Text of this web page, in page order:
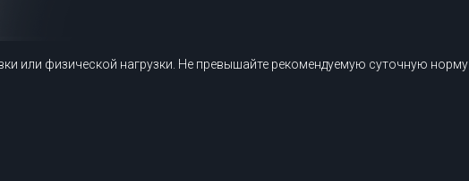
или физической нагрузки. Не превышайте рекомендуемую суточную норму.